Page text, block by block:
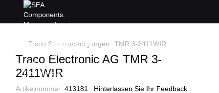
Traco Stromversorgungen TMR 3-2411WIR
Traco Electronic AG TMR 3-
2411WIR
Artikelnummer: 413181 Hinterlassen Sie Ihr Feedback